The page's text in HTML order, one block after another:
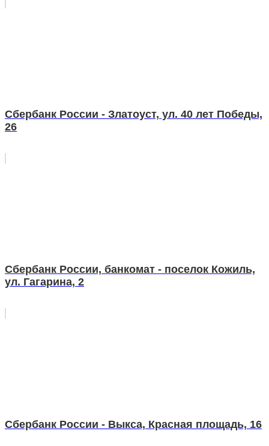
Сбербанк России - Златоуст, ул. 40 лет Победы,
26
Сбербанк России, банкомат - поселок Кожиль,
ул. Гагарина, 2
Сбербанк России - Выкса, Красная площадь, 16